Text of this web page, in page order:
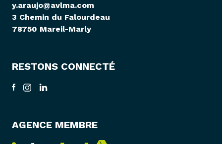
y.araujo@avlma.com
3 Chemin du Falourdeau
78750 Mareil-Marly
RESTONS CONNECTÉ
AGENCE MEMBRE